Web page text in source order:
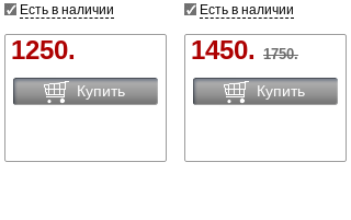
Есть в наличии
1250.
Купить
Есть в наличии
1450. 1750.
Купить